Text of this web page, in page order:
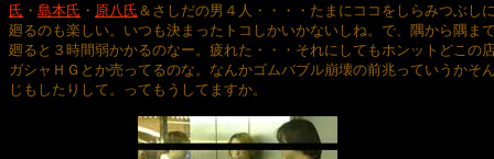
氏 ・ 島本氏 ・ 原八氏 ＆さしだの男４人・・・・たまにココをしらみつぶし
廻るのも楽しい。いつも決まったトコしかいかないしね。で、隅から隅ま
廻ると３時間弱かかるのなー。疲れた・・・それにしてもホンットどこの
ガシャＨＧとか売ってるのな。なんかゴムバブル崩壊の前兆っていうかそ
じもしたりして。ってもうしてますか。